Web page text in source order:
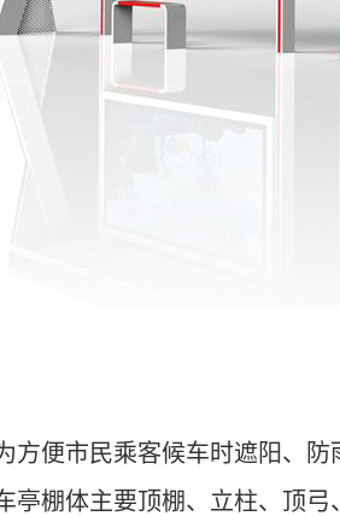
方便市民乘客候车时遮阳、
亭棚体主要顶棚、立柱、顶